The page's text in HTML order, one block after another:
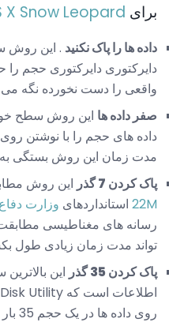
برای X Snow Leopard
داده ها را پاک نکنید . این روش
دایرکتوری دایرکتوری حجم
واقعی را دست نخورده نگه می
صفر داده ها این روش سطح
داده های حجم را با نوشتن
مدت زمان این روش بستگی
پاک کردن 7 گذر
این روش
22M استانداردهای وزارت
رسانه های مغناطیسی
تواند مدت زمان زیادی طول
پاک کردن 35 گذر
این
روی